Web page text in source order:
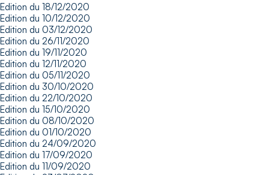
Edition du 18/12/2020
Edition du 10/12/2020
Edition du 03/12/2020
Edition du 26/11/2020
Edition du 19/11/2020
Edition du 12/11/2020
Edition du 05/11/2020
Edition du 30/10/2020
Edition du 22/10/2020
Edition du 15/10/2020
Edition du 08/10/2020
Edition du 01/10/2020
Edition du 24/09/2020
Edition du 17/09/2020
Edition du 11/09/2020